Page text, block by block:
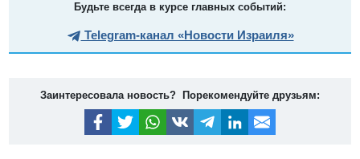
Будьте всегда в курсе главных событий:
Telegram-канал «Новости Израиля»
Заинтересовала новость? Порекомендуйте друзьям: